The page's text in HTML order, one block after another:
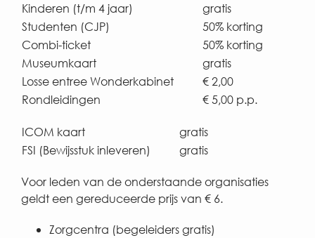
Kinderen (t/m 4 jaar)
gratis
Studenten (CJP)
50% korting
Combi-ticket
50% korting
Museumkaart
gratis
Losse entree Wonderkabinet
€ 2,00
Rondleidingen
€ 5,00 p.p.
ICOM kaart
gratis
FSI (Bewijsstuk inleveren)
gratis
Voor leden van de onderstaande organisaties
geldt een gereduceerde prijs van € 6.
Zorgcentra (begeleiders gratis)